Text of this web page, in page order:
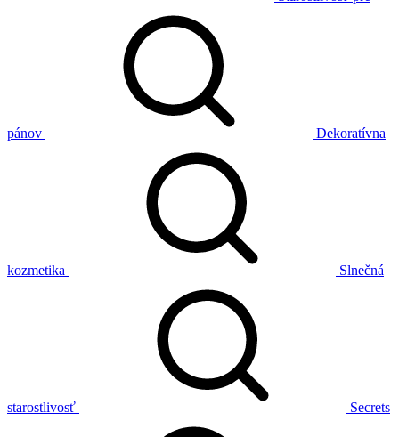
pánov Dekoratívna
kozmetika Slnečná
starostlivosť Secrets